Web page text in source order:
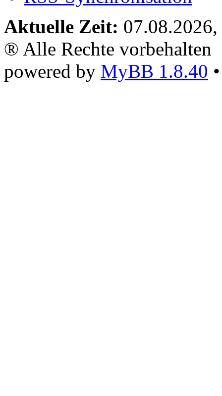
Aktuelle Zeit:
® Alle Rechte vorbehalten
powered by MyBB 1.8.40